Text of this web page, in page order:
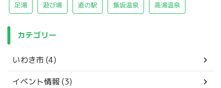
足湯 遊び場 道の駅 飯坂温泉 高湯温泉
カテゴリー
いわき市 (4)
イベント情報 (3)